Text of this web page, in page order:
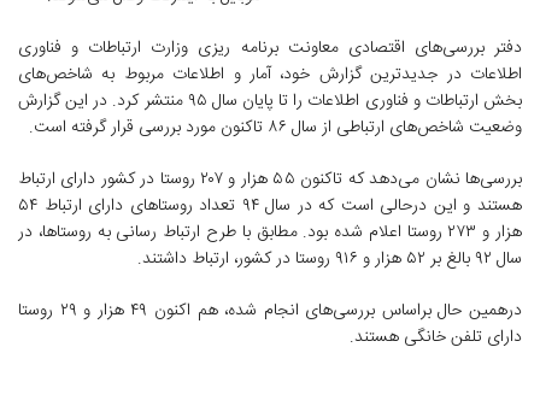
دفتر بررسی‌های اقتصادی معاونت برنامه ریزی وزارت ارتباطات و فناوری
اطلاعات در جدیدترین گزارش خود، آمار و اطلاعات مربوط به شاخص‌های
بخش ارتباطات و فناوری اطلاعات را تا پایان سال ۹۵ منتشر کرد. در این گزارش
وضعیت شاخص‌های ارتباطی از سال ۸۶ تاکنون مورد بررسی قرار گرفته است.
بررسی‌ها نشان می‌دهد که تاکنون ۵۵ هزار و ۲۰۷ روستا در کشور دارای ارتباط
هستند و این درحالی است که در سال ۹۴ تعداد روستاهای دارای ارتباط ۵۴
هزار و ۲۷۳ روستا اعلام شده بود. مطابق با طرح ارتباط رسانی به روستاها، در
سال ۹۲ بالغ بر ۵۲ هزار و ۹۱۶ روستا در کشور، ارتباط داشتند.
درهمین حال براساس بررسی‌های انجام شده، هم اکنون ۴۹ هزار و ۲۹ روستا
دارای تلفن خانگی هستند.